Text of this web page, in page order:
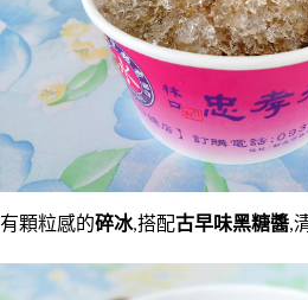
有顆粒感的碎冰,搭配古早味黑糖醬,